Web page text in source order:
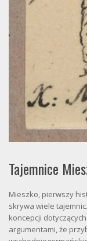
Tajemnice
Mieszko, pierwszy
skrywa wiele
koncepcji
argumentami, że